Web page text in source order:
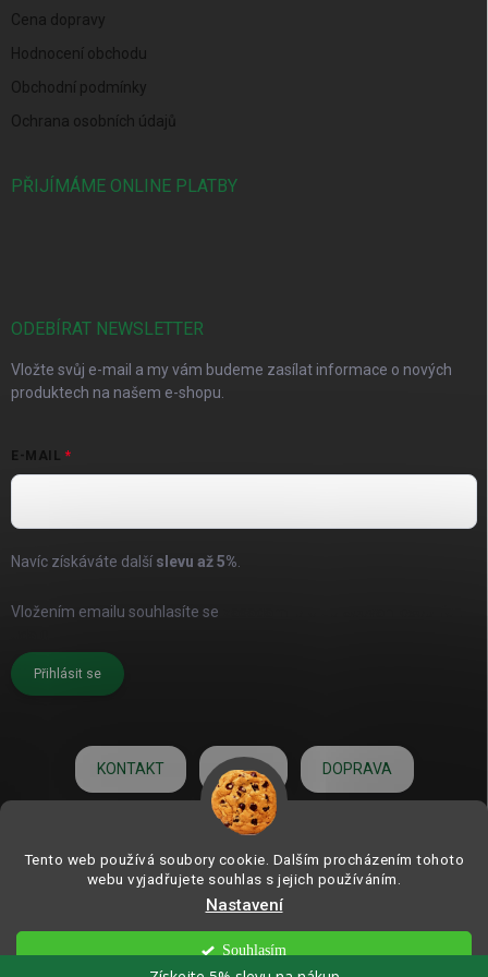
Tento web používá soubory cookie. Dalším procházením tohoto
webu vyjadřujete souhlas s jejich používáním.
Nastavení
Souhlasím
Cena dopravy
Hodnocení obchodu
Obchodní podmínky
Ochrana osobních údajů
PŘIJÍMÁME ONLINE PLATBY
ODEBÍRAT NEWSLETTER
Vložte svůj e-mail a my vám budeme zasílat informace o nových
produktech na našem e-shopu.
E-MAIL
Navíc získáváte další slevu až5%.
Vložením emailu souhlasíte se
Přihlásit se
KONTAKT O NÁS DOPRAVA
HODNOCENÍ
ZAHRADNÍ DEKORACE.com | od roku 2006
vyhrazena.